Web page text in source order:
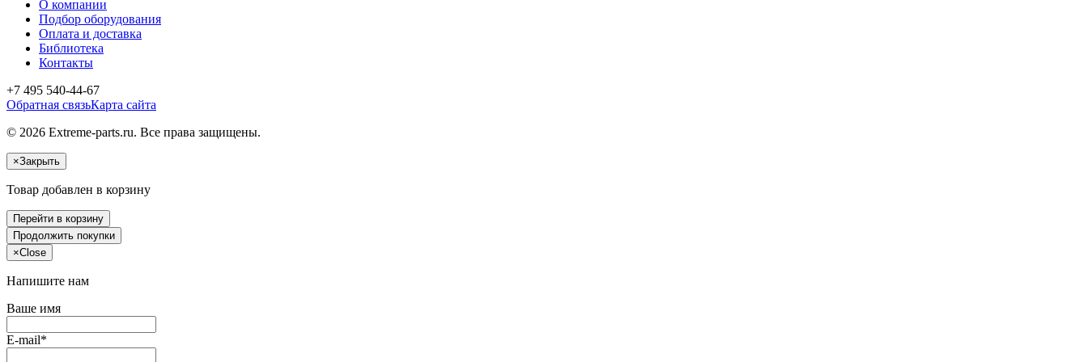
О компании
Подбор оборудования
Оплата и доставка
Библиотека
Контакты
+7 495 540-44-67
Обратная связьКарта сайта
© 2026 Extreme-parts.ru. Все права защищены.
×Закрыть
Товар добавлен в корзину
Перейти в корзину
Продолжить покупки
×Close
Напишите нам
Ваше имя
E-mail*